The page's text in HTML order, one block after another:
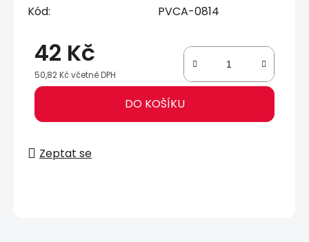
Kód:
PVCA-0814
42 Kč
50,82 Kč včetně DPH
Měrná cena: DO KOŠÍKU
Zeptat se